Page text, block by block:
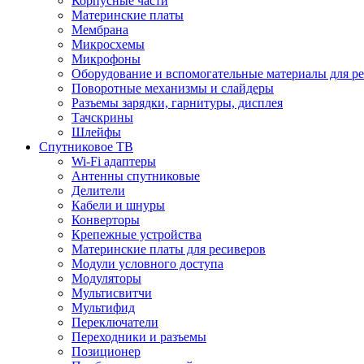
Материнские платы
Мембрана
Микросхемы
Микрофоны
Оборудование и вспомогательные материалы для
Поворотные механизмы и слайдеры
Разъемы зарядки, гарнитуры, дисплея
Тачскрины
Шлейфы
Спутниковое ТВ
Wi-Fi адаптеры
Антенны спутниковые
Делители
Кабели и шнуры
Конверторы
Крепежные устройства
Материнские платы для ресиверов
Модули условного доступа
Модуляторы
Мультисвитчи
Мультифид
Переключатели
Переходники и разъемы
Позиционер